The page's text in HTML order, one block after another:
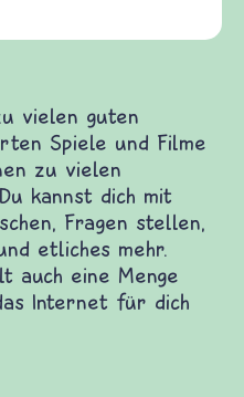
Spiele und
Du kannst dich
beitragen und
und Gewalt.